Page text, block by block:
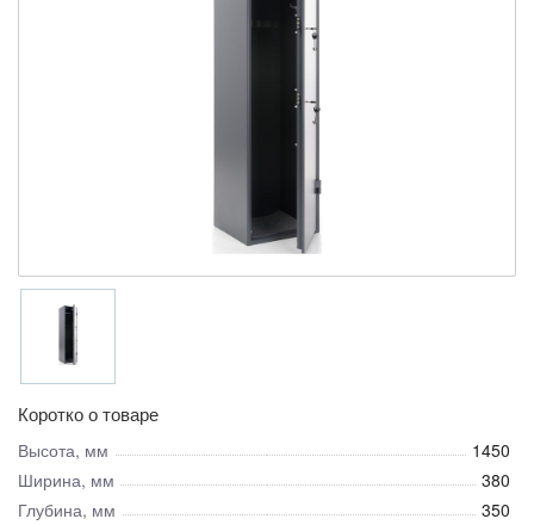
Коротко о товаре
Высота, мм
1450
Ширина, мм
380
Глубина, мм
350